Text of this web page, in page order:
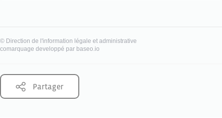
© Direction de l'information légale et administrative
comarquage developpé par baseo.io
Partager